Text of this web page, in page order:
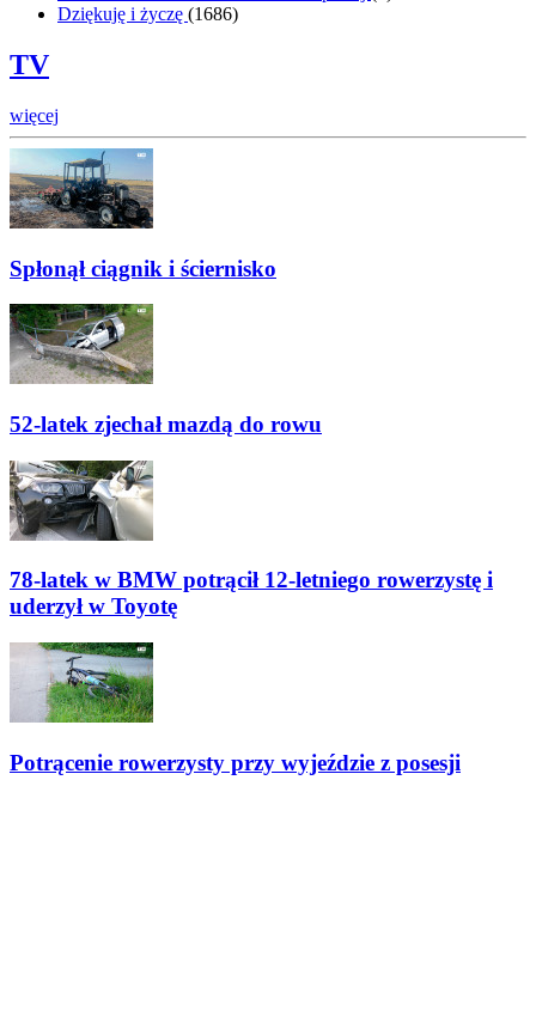
Dziękuję i życzę (1686)
TV
więcej
Spłonął ciągnik i ściernisko
52-latek zjechał mazdą do rowu
78-latek w BMW potrącił 12-letniego rowerzystę i
uderzył w Toyotę
Potrącenie rowerzysty przy wyjeździe z posesji